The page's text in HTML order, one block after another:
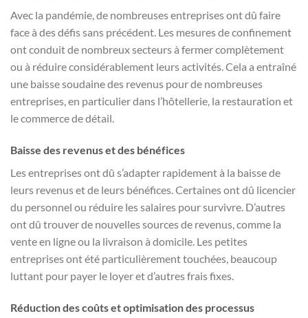
Avec la pandémie, de nombreuses entreprises ont dû faire
face à des défis sans précédent. Les mesures de confinement
ont conduit de nombreux secteurs à fermer complètement
ou à réduire considérablement leurs activités. Cela a entraîné
une baisse soudaine des revenus pour de nombreuses
entreprises, en particulier dans l’hôtellerie, la restauration et
le commerce de détail.
Baisse des revenus et des bénéfices
Les entreprises ont dû s’adapter rapidement à la baisse de
leurs revenus et de leurs bénéfices. Certaines ont dû licencier
du personnel ou réduire les salaires pour survivre. D’autres
ont dû trouver de nouvelles sources de revenus, comme la
vente en ligne ou la livraison à domicile. Les petites
entreprises ont été particulièrement touchées, beaucoup
luttant pour payer le loyer et d’autres frais fixes.
Réduction des coûts et optimisation des processus